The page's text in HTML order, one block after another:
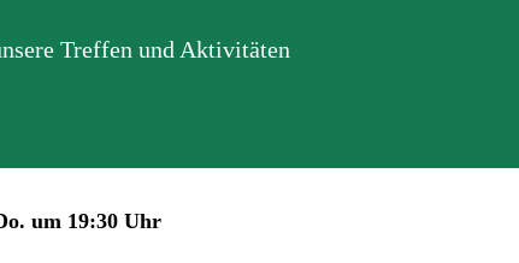
Treffen und Aktivitäten
um 19:30 Uhr